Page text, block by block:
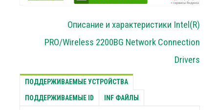
Описание и характеристики Intel(R)
PRO/Wireless 2200BG Network Connection
Drivers
ПОДДЕРЖИВАЕМЫЕ УСТРОЙСТВА
ПОДДЕРЖИВАЕМЫЕ ID INF ФАЙЛЫ